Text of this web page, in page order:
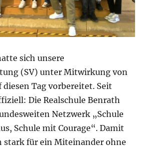
sich unsere
(SV) unter Mitwirkung von
diesen Tag vorbereitet. Seit
Die Realschule Benrath
Netzwerk „Schule
Schule mit Courage“. Damit
stark für ein Miteinander ohne